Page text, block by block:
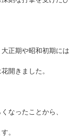
正期や昭和初期には
開きました。
なったことから、
。